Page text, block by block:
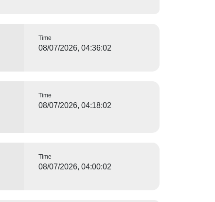
Time
08/07/2026, 04:36:02
Time
08/07/2026, 04:18:02
Time
08/07/2026, 04:00:02